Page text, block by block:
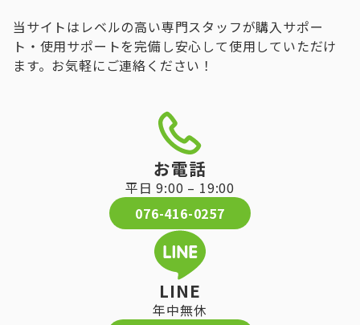
当サイトはレベルの高い専門スタッフが購入サポー
ト・使用サポートを完備し安心して使用していただけ
ます。お気軽にご連絡ください！
お電話
平日 9:00 – 19:00
076-416-0257
LINE
年中無休